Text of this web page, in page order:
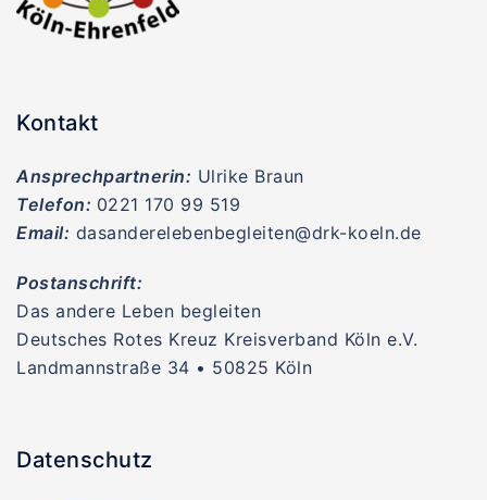
Kontakt
Ansprechpartnerin: Ulrike Braun
Telefon: 0221 170 99 519
Email: dasanderelebenbegleiten@drk-koeln.de
Postanschrift:
Das andere Leben begleiten
Deutsches Rotes Kreuz Kreisverband Köln e.V.
Landmannstraße 34 • 50825 Köln
Datenschutz